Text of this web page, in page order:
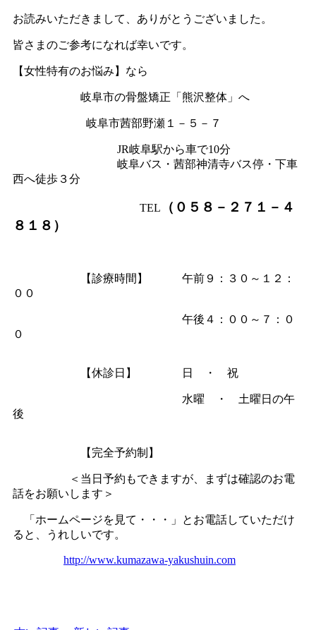
お読みいただきまして、ありがとうございました。
皆さまのご参考になれば幸いです。
【女性特有のお悩み】なら
岐阜市の骨盤矯正「熊沢整体」へ
岐阜市茜部野瀬１－５－７
JR岐阜駅から車で10分
岐阜バス・茜部神清寺バス停・下車
西へ徒歩３分
TEL
（０５８－２７１－４
８１８）
【診療時間】 午前９：３０～１２：
００
午後４：００～７：０
０
【休診日】 日 ・ 祝
水曜 ・ 土曜日の午
後
【完全予約制】
＜当日予約もできますが、まずは確認のお電
話をお願いします＞
「ホームページを見て・・・」とお電話していただけ
ると、うれしいです。
http://www.kumazawa-yakushuin.com